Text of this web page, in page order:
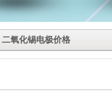
二氧化锡电极价格